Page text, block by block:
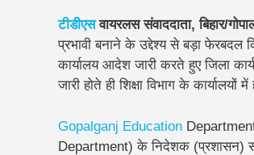
टीडीएसवायरलस संवाददाता, बिहार/
प्रभावी बनाने के उद्देश्य से बड़ा फेरबदल
कार्यालय आदेश जारी करते हुए जिला
जारी होते ही शिक्षा विभाग के
Gopalganj Education
Department) के निदेशक (प्रशासन)